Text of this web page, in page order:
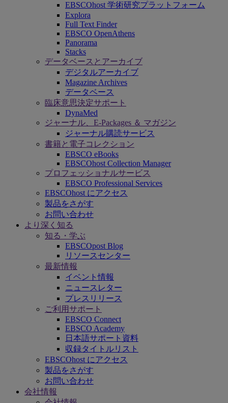
EBSCOhost 学術研究プラットフォーム
Explora
Full Text Finder
EBSCO OpenAthens
Panorama
Stacks
データベースとアーカイブ
デジタルアーカイブ
Magazine Archives
データベース
臨床意思決定サポート
DynaMed
ジャーナル、E-Packages ＆ マガジン
ジャーナル購読サービス
書籍と電子コレクション
EBSCO eBooks
EBSCOhost Collection Manager
プロフェッショナルサービス
EBSCO Professional Services
EBSCOhost にアクセス
製品をさがす
お問い合わせ
より深く知る
知る・学ぶ
EBSCOpost Blog
リソースセンター
最新情報
イベント情報
ニュースレター
プレスリリース
ご利用サポート
EBSCO Connect
EBSCO Academy
日本語サポート資料
収録タイトルリスト
EBSCOhost にアクセス
製品をさがす
お問い合わせ
会社情報